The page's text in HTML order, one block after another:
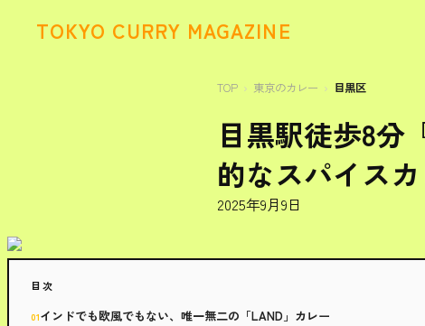
TOKYO CURRY MAGAZINE
TOP 東京のカレー 目黒区
目黒駅徒歩8分
的なスパイス
2025年9月9日
目次
インドでも欧風でもない、唯一無二の「LAND」カレー